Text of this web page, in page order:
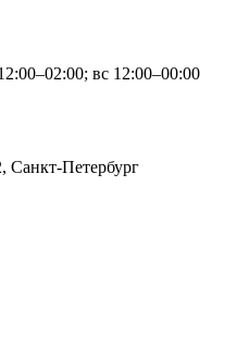
вс 12:00–00:00
Санкт-Петербург